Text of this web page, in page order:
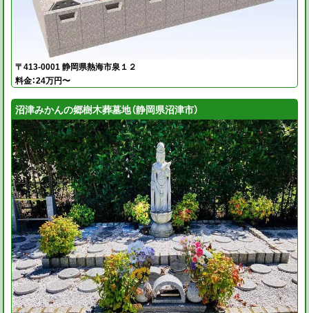
〒413-0001 静岡県熱海市泉１２
料金：24万円〜
沼津みかんの郷樹木葬墓地（静岡県沼津市）